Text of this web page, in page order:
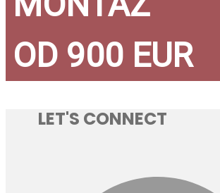
OD 900 EUR
LET'S CONNECT